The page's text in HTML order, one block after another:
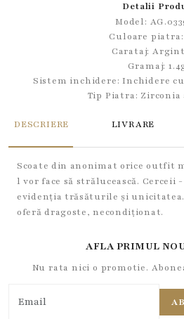
Detalii
Model:
Culoare piatra:
Carataj: Argint
Gramaj:
Sistem inchidere:Inchidere
Tip Piatra:
DESCRIERE LIVRARE
Scoate din anonimat orice outfit
l vor face să strălucească. Cerceii
evidenția trăsăturile și
oferă dragoste, necondiționat.
AFLA PRIMUL
Nu rata nici o promotie.